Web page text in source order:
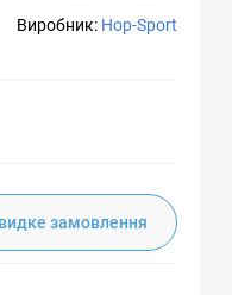
Виробник: Hop-Sport
замовлення